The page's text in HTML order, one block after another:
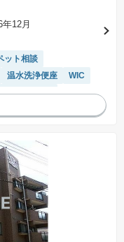
12月
ット相談
温水洗浄便座
WIC
(普通車)あり
き場